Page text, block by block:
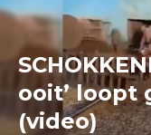
ooit’ loopt
(video)